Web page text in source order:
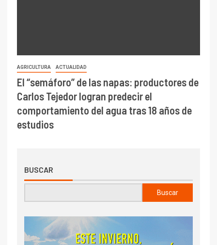
AGRICULTURA ACTUALIDAD
El “semáforo” de las napas: productores de
Carlos Tejedor logran predecir el
comportamiento del agua tras 18 años de
estudios
BUSCAR
Buscar